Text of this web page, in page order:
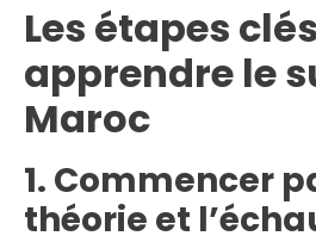
Les étapes
apprendre le
Maroc
1. Commencer
théorie et